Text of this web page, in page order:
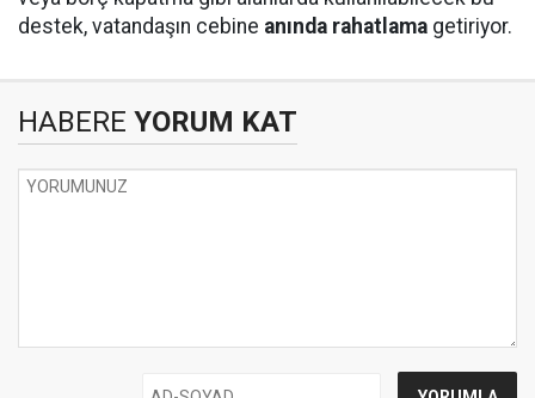
destek, vatandaşın cebine anında rahatlama getiriyor.
HABERE YORUM KAT